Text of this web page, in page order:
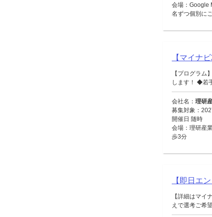
会場：Google
名ずつ個別に
【マイナ
【プログラ
します！ ◆若
会社名： 理研
募集対象：
開催日 随時
会場：理研産
歩3分
【即日エ
【詳細はマイ
えで選考ご希